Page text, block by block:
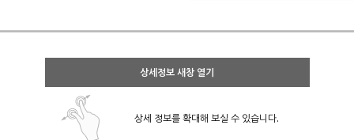
상세정보 새창 열기
상세 정보를 확대해 보실 수 있습니다.